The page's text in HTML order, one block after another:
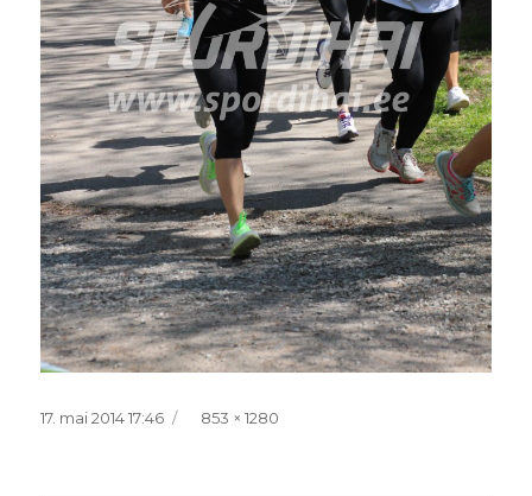
Postitatud
17. mai 2014 17:46 Täissuurus
853 × 1280